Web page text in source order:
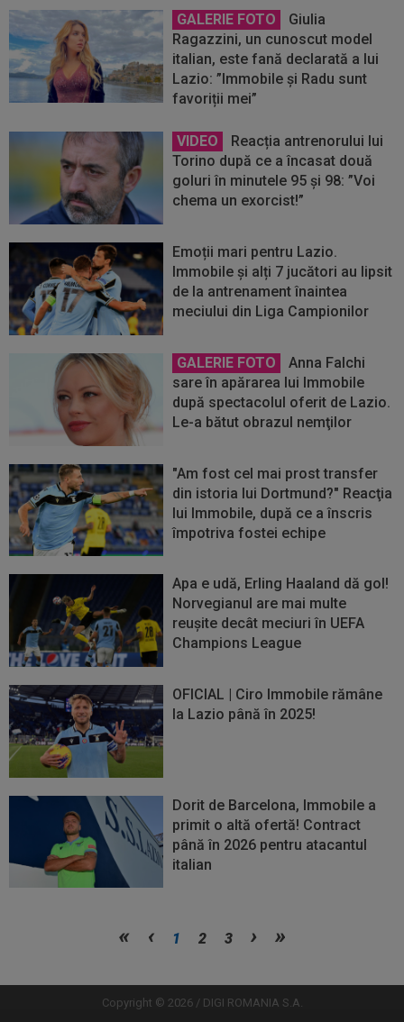
GALERIE FOTO
Giulia
Ragazzini, un cunoscut model
italian, este fană declarată a lui
Lazio: ”Immobile și Radu sunt
favoriții mei”
VIDEO
Reacția antrenorului lui
Torino după ce a încasat două
goluri în minutele 95 și 98: ”Voi
chema un exorcist!”
Emoții mari pentru Lazio.
Immobile și alți 7 jucători au lipsit
de la antrenament înaintea
meciului din Liga Campionilor
GALERIE FOTO
Anna Falchi
sare în apărarea lui Immobile
după spectacolul oferit de Lazio.
Le-a bătut obrazul nemţilor
"Am fost cel mai prost transfer
din istoria lui Dortmund?" Reacţia
lui Immobile, după ce a înscris
împotriva fostei echipe
Apa e udă, Erling Haaland dă gol!
Norvegianul are mai multe
reușite decât meciuri în UEFA
Champions League
OFICIAL | Ciro Immobile rămâne
la Lazio până în 2025!
Dorit de Barcelona, Immobile a
primit o altă ofertă! Contract
până în 2026 pentru atacantul
italian
mult
mult
1 2 3
Copyright © 2026 / DIGI ROMANIA S.A.